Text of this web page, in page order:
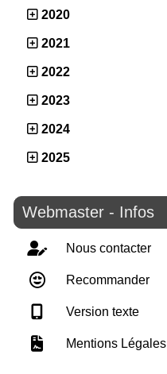
2020
2021
2022
2023
2024
2025
Webmaster - Infos
Nous contacter
Recommander
Version texte
Mentions Légales